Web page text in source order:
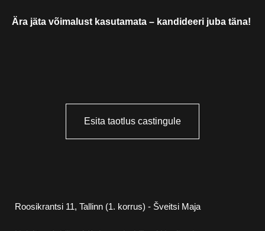
Ära jäta võimalust kasutamata – kandideeri juba täna!
Esita taotlus castingule
Esita küsimus
+372 5351 5340 anna@staarikool.ee
+372 553 0987 karina@staarikool.ee